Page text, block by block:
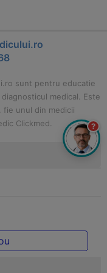
sunt pentru educatie
medical. Este
fie unul din medicii
Clickmed.
?